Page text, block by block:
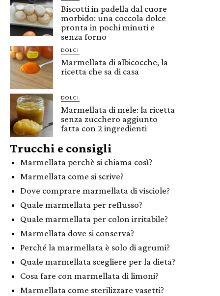
Biscotti in padella dal cuore
morbido: una coccola dolce
pronta in pochi minuti e
senza forno
DOLCI
Marmellata di albicocche, la
ricetta che sa di casa
DOLCI
Marmellata di mele: la ricetta
senza zucchero aggiunto
fatta con 2 ingredienti
Trucchi e consigli
Marmellata perchè si chiama così?
Marmellata come si scrive?
Dove comprare marmellata di visciole?
Quale marmellata per reflusso?
Quale marmellata per colon irritabile?
Marmellata dove si conserva?
Perché la marmellata è solo di agrumi?
Quale marmellata scegliere per la dieta?
Cosa fare con marmellata di limoni?
Marmellata come sterilizzare vasetti?